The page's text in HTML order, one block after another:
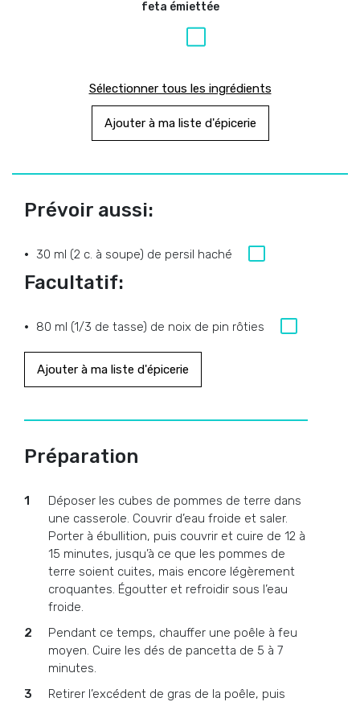
feta émiettée
Sélectionner tous les ingrédients
Ajouter à ma liste d'épicerie
Prévoir aussi:
30 ml (2 c. à soupe) de persil haché
Facultatif:
80 ml (1/3 de tasse) de noix de pin rôties
Ajouter à ma liste d'épicerie
Préparation
Déposer les cubes de pommes de terre dans
une casserole. Couvrir d’eau froide et saler.
Porter à ébullition, puis couvrir et cuire de 12 à
15 minutes, jusqu’à ce que les pommes de
terre soient cuites, mais encore légèrement
croquantes. Égoutter et refroidir sous l’eau
froide.
Pendant ce temps, chauffer une poêle à feu
moyen. Cuire les dés de pancetta de 5 à 7
minutes.
Retirer l’excédent de gras de la poêle, puis